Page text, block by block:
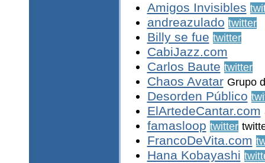
Amigos Invisibles
andreazulado twitter
Billy se fue twitter
CabiJazz.com
Carlos Baute twitter
Chaos Avatar Grupo
Desorden Público
ElArtedeCantar.com
famasloop twitter
FrancoDeVita.com
Hana Kobayashi